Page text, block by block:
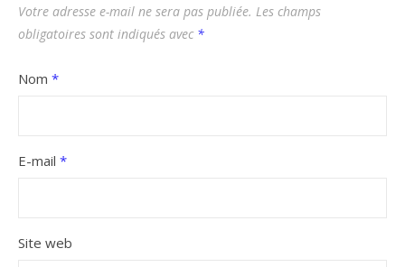
Votre adresse e-mail ne sera pas publiée. Les champs
obligatoires sont indiqués avec *
Nom *
E-mail *
Site web